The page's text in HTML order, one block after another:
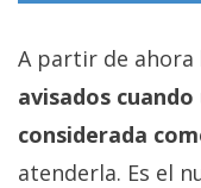
A partir de ahora
avisados
considerada
atenderla. Es el